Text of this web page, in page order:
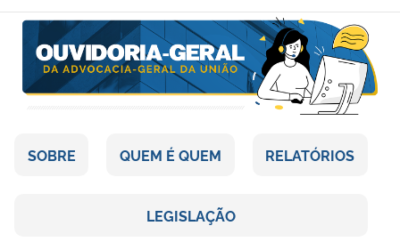
Relatórios
SOBRE QUEM É QUEM RELATÓRIOS
LEGISLAÇÃO